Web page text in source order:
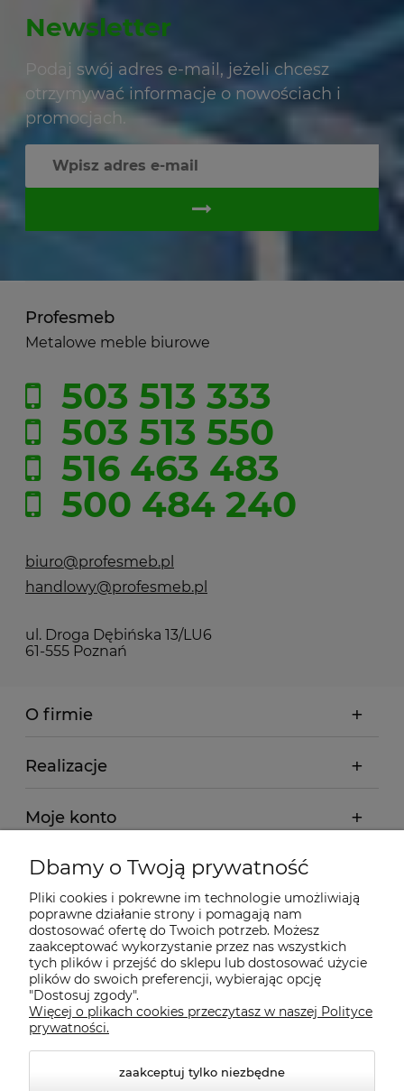
Newsletter
Podaj swój adres e-mail, jeżeli chcesz
otrzymywać informacje o nowościach i
promocjach.
Profesmeb
Metalowe meble biurowe
503 513 333
503 513 550
516 463 483
500 484 240
biuro@profesmeb.pl
handlowy@profesmeb.pl
ul. Droga Dębińska 13/LU6
61-555 Poznań
O firmie
Realizacje
Moje konto
Regulamin
Dostawa - realizacja
Gwarancja i zwroty
Pomoc
Dbamy o Twoją prywatność
Pliki cookies i pokrewne im technologie umożliwiają
poprawne działanie strony i pomagają nam
dostosować ofertę do Twoich potrzeb. Możesz
zaakceptować wykorzystanie przez nas wszystkich
tych plików i przejść do sklepu lub dostosować użycie
plików do swoich preferencji, wybierając opcję
"Dostosuj zgody".
Więcej o plikach cookies przeczytasz w naszej Polityce
prywatności.
zaakceptuj tylko niezbędne